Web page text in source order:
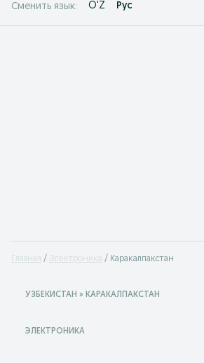
Сменить язык: O'Z Рус
Главная Электроника Каракалпакстан
УЗБЕКИСТАН » КАРАКАЛПАКСТАН
ЭЛЕКТРОНИКА